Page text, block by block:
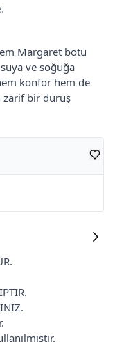
Margaret botu
ve soğuğa
konfor hem de
zarif bir duruş